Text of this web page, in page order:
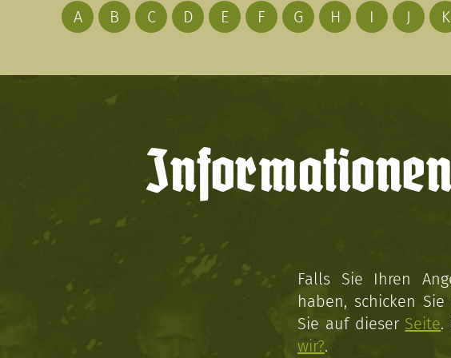
A B C D E F G H I J K
Falls Sie Ihren
haben, schicken
Sie auf dieser Seite.
wir?.